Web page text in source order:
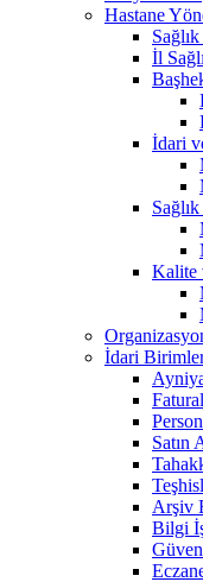
Hastane
İl
İdari
Kalite
İdari
Satın
Arşiv
Bilgi